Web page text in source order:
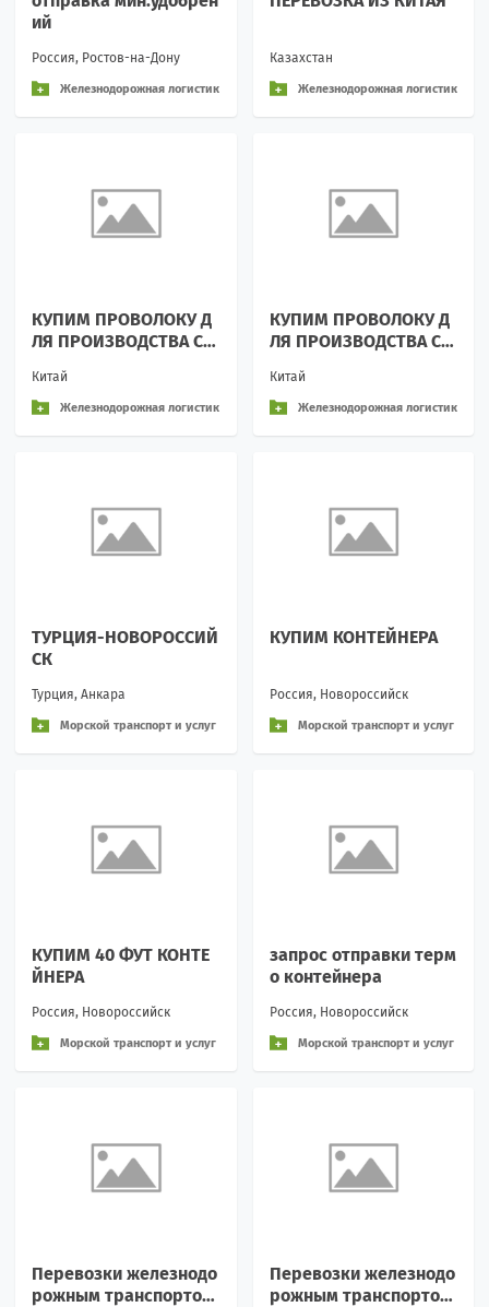
ий
Россия, Ростов-на-Дону
Железнодорожная логистик
Казахстан
Железнодорожная логистик
КУПИМ ПРОВОЛОКУ Д
ЛЯ ПРОИЗВОДСТВА СЕ
Китай
Железнодорожная логистик
КУПИМ ПРОВОЛОКУ Д
ЛЯ ПРОИЗВОДСТВА СЕ
Китай
Железнодорожная логистик
ТУРЦИЯ-НОВОРОССИЙ
СК
Турция, Анкара
Морской транспорт и услуг
КУПИМ КОНТЕЙНЕРА
Россия, Новороссийск
Морской транспорт и услуг
КУПИМ 40 ФУТ КОНТЕ
ЙНЕРА
Россия, Новороссийск
Морской транспорт и услуг
запрос отправки терм
о контейнера
Россия, Новороссийск
Морской транспорт и услуг
Перевозки железнодо
рожным транспортом,
Перевозки железнодо
рожным транспортом,